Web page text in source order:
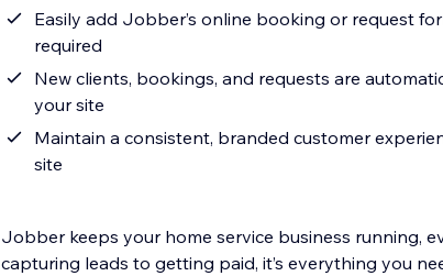
Easily add Jobber’s online booking or request
required
New clients, bookings, and requests are
your site
Maintain a consistent, branded customer
site
Jobber keeps your home service business running,
capturing leads to getting paid, it’s everything you